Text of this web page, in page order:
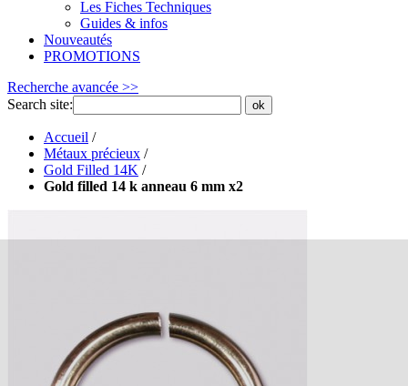
Les Fiches Techniques
Guides & infos
Nouveautés
PROMOTIONS
Recherche avancée >>
Search site:
ok
Accueil /
Métaux précieux /
Gold Filled 14K /
Gold filled 14 k anneau 6 mm x2